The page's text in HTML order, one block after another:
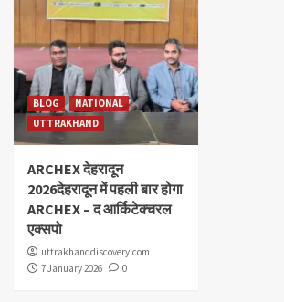
BLOG
NATIONAL
UTTRAKHAND
ARCHEX देहरादून
2026देहरादून में पहली बार होगा
ARCHEX – द आर्किटेक्चरल
एक्सपो
uttrakhanddiscovery.com
7 January 2026
0